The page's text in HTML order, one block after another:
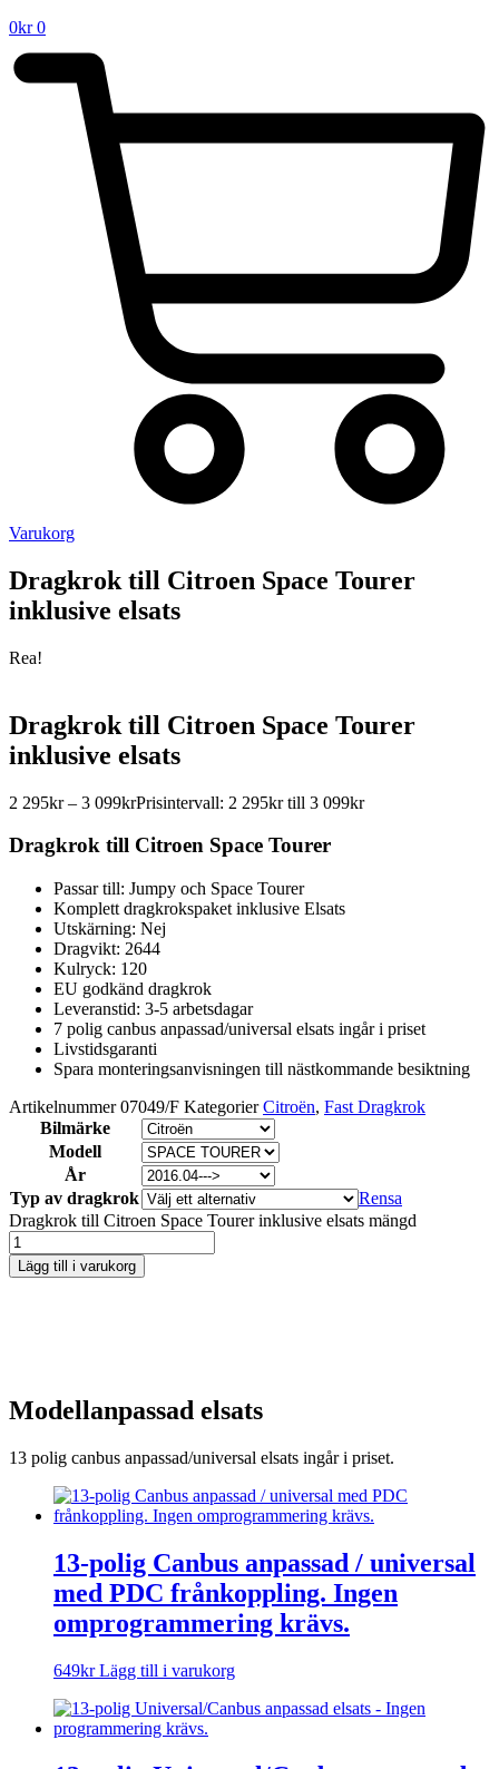
0kr 0
Varukorg
Dragkrok till Citroen Space Tourer
inklusive elsats
Rea!
Dragkrok till Citroen Space Tourer
inklusive elsats
2 295kr – 3 099krPrisintervall: 2 295kr till 3 099kr
Dragkrok till Citroen Space Tourer
Passar till: Jumpy och Space Tourer
Komplett dragkrokspaket inklusive Elsats
Utskärning: Nej
Dragvikt: 2644
Kulryck: 120
EU godkänd dragkrok
Leveranstid: 3-5 arbetsdagar
7 polig canbus anpassad/universal elsats ingår i priset
Livstidsgaranti
Spara monteringsanvisningen till nästkommande besiktning
Artikelnummer07049/F Kategorier Citroën, Fast Dragkrok
Bilmärke
Modell
År
Typ av dragkrok
Rensa
Dragkrok till Citroen Space Tourer inklusive elsats mängd
Lägg till i varukorg
Modellanpassad elsats
13 polig canbus anpassad/universal elsats ingår i priset.
13-polig Canbus anpassad / universal
med PDC frånkoppling. Ingen
omprogrammering krävs.
649kr Lägg till i varukorg